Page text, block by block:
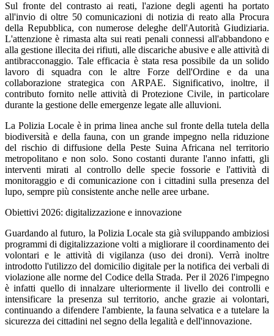
Sul fronte del contrasto ai reati, l'azione degli agenti ha portato
all'invio di oltre 50 comunicazioni di notizia di reato alla Procura
della Repubblica, con numerose deleghe dell'Autorità Giudiziaria.
L'attenzione è rimasta alta sui reati penali connessi all'abbandono e
alla gestione illecita dei rifiuti, alle discariche abusive e alle attività di
antibracconaggio. Tale efficacia è stata resa possibile da un solido
lavoro di squadra con le altre Forze dell'Ordine e da una
collaborazione strategica con ARPAE. Significativo, inoltre, il
contributo fornito nelle attività di Protezione Civile, in particolare
durante la gestione delle emergenze legate alle alluvioni.
La Polizia Locale è in prima linea anche sul fronte della tutela della
biodiversità e della fauna, con un grande impegno nella riduzione
del rischio di diffusione della Peste Suina Africana nel territorio
metropolitano e non solo. Sono costanti durante l'anno infatti, gli
interventi mirati al controllo delle specie fossorie e l'attività di
monitoraggio e di comunicazione con i cittadini sulla presenza del
lupo, sempre più consistente anche nelle aree urbane.
Obiettivi 2026: digitalizzazione e innovazione
Guardando al futuro, la Polizia Locale sta già sviluppando ambiziosi
programmi di digitalizzazione volti a migliorare il coordinamento dei
volontari e le attività di vigilanza (uso dei droni). Verrà inoltre
introdotto l'utilizzo del domicilio digitale per la notifica dei verbali di
violazione alle norme del Codice della Strada. Per il 2026 l'impegno
è infatti quello di innalzare ulteriormente il livello dei controlli e
intensificare la presenza sul territorio, anche grazie ai volontari,
continuando a difendere l'ambiente, la fauna selvatica e a tutelare la
sicurezza dei cittadini nel segno della legalità e dell'innovazione.